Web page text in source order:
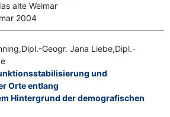
alte Weimar
2004
Geogr. Jana Liebe,Dipl.-
und
Orte entlang
Hintergrund der demografischen